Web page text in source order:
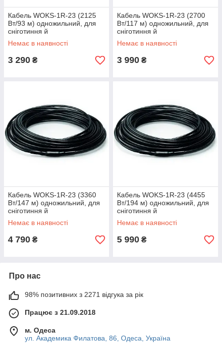
Кабель WOKS-1R-23 (2125
Вт/93 м) одножильний, для
сніготиння й
антиобледеніння,
нагрівальний Вокс
Немає в наявності
3 290 ₴
Кабель WOKS-1R-23 (2700
Вт/117 м) одножильний, для
сніготиння й
антиобледеніння,
нагрівальний Вокс
Немає в наявності
3 990 ₴
Кабель WOKS-1R-23 (3360
Вт/147 м) одножильний, для
сніготиння й
антиобледеніння,
нагрівальний Вокс
Немає в наявності
4 790 ₴
Кабель WOKS-1R-23 (4455
Вт/194 м) одножильний, для
сніготиння й
антиобледеніння,
нагрівальний Вокс
Немає в наявності
5 990 ₴
Про нас
98% позитивних з 2271 відгука за рік
Працює з 21.09.2018
м. Одеса
ул. Академика Филатова, 86, Одеса, Україна